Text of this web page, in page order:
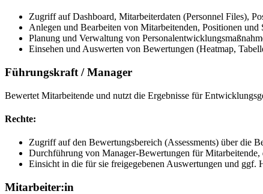
Zugriff auf Dashboard, Mitarbeiterdaten (Personnel Files),
Anlegen und Bearbeiten von Mitarbeitenden, Positionen
Planung und Verwaltung von
Einsehen und Auswerten von Bewertungen (Heatmap,
Führungskraft / Manager
Bewertet Mitarbeitende und nutzt die Ergebnisse für
Rechte:
Zugriff auf den Bewertungsbereich (Assessments) über die
Durchführung von Manager-Bewertungen für Mitarbeitende,
Einsicht in die für sie freigegebenen Auswertungen und ggf.
Mitarbeiter:in